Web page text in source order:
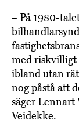
– På 1980-
med riskvilligt
ibland utan
nog påstå att
säger Lennart
Veidekke.